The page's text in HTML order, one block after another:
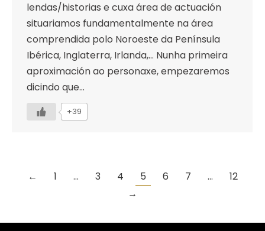
lendas/historias e cuxa área de actuación
situariamos fundamentalmente na área
comprendida polo Noroeste da Península
Ibérica, Inglaterra, Irlanda,… Nunha primeira
aproximación ao personaxe, empezaremos
dicindo que…
+39
← 1 … 3 4 5 6 7 …
12
→